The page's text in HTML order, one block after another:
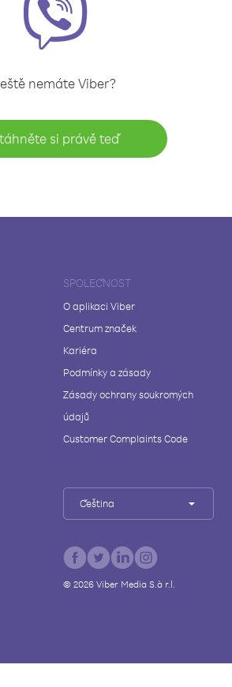
nemáte Viber?
si právě teď
SPOLEČNOST
O aplikaci Viber
Centrum značek
Kariéra
Podmínky a zásady
Zásady ochrany soukromých
údajů
Customer Complaints Code
Čeština
© 2026Viber Media S.à r.l.